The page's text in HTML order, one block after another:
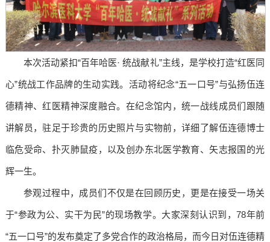
本次活动紧扣“百年哈医· 统战献礼”主线，是学校打造“红医同
心”统战工作品牌的生动实践。活动将纪念“五一口号”与弘扬伍连
德精神、红医精神深度融合。在纪念馆内，统一战线成员们跟随
讲解员，驻足于珍贵的历史照片与实物前，详细了解伍连德博士
临危受命、扑灭肺鼠疫，以及创办东北医学教育、矢志报国的光
辉一生。
参观过程中，成员们不仅是在回顾历史，更是在接受一场关
于“参政为公、实干为民”的现场教学。大家深刻认识到，78年前
“五一口号”的发布奠定了多党合作的政治格局，而今日对伍连德精